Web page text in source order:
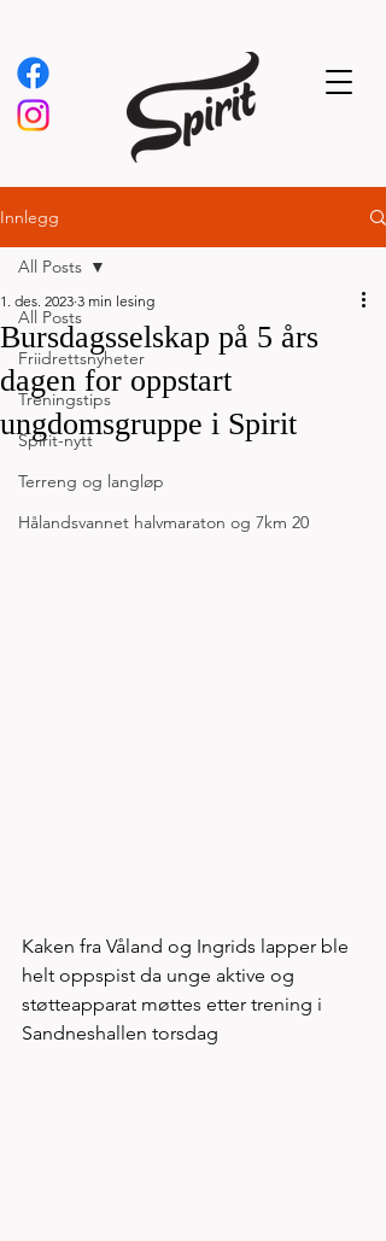
Innlegg
All Posts
Friidrettsnyheter
Treningstips
Spirit-nytt
Terreng og langløp
Hålandsvannet halvmaraton og 7km 20
All Posts
Bursdagsselskap på 5 års
dagen for oppstart
ungdomsgruppe i Spirit
1. des. 2023 3 min lesing
Kaken fra Våland og Ingrids lapper ble
helt oppspist da unge aktive og
støtteapparat møttes etter trening i
Sandneshallen torsdag